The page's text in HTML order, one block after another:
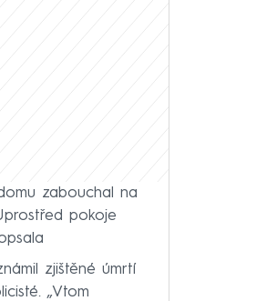
zabouchal na
pokoje
zjištěné úmrtí
„Vtom